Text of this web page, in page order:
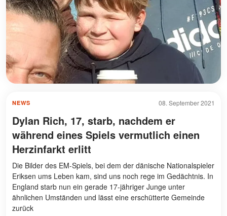
08. September 2021
NEWS
Dylan Rich, 17, starb, nachdem er
während eines Spiels vermutlich einen
Herzinfarkt erlitt
Die Bilder des EM-Spiels, bei dem der dänische Nationalspieler
Eriksen ums Leben kam, sind uns noch rege im Gedächtnis. In
England starb nun ein gerade 17-jähriger Junge unter
ähnlichen Umständen und lässt eine erschütterte Gemeinde
zurück